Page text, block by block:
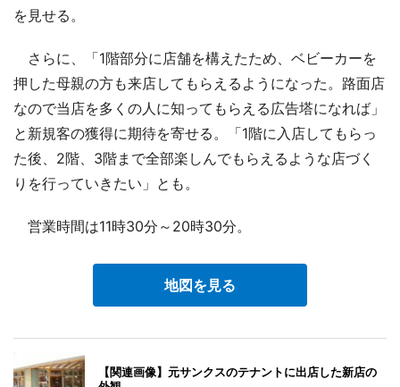
を見せる。
さらに、「1階部分に店舗を構えたため、ベビーカーを
押した母親の方も来店してもらえるようになった。路面店
なので当店を多くの人に知ってもらえる広告塔になれば」
と新規客の獲得に期待を寄せる。「1階に入店してもらっ
た後、2階、3階まで全部楽しんでもらえるような店づく
りを行っていきたい」とも。
営業時間は11時30分～20時30分。
地図を見る
【関連画像】元サンクスのテナントに出店した新店の